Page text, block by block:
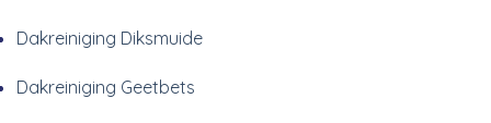
Dakreiniging Diksmuide
Dakreiniging Geetbets